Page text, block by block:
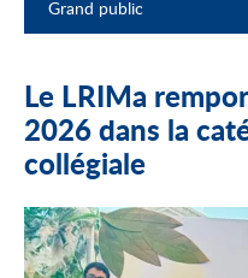
Grand public
Le LRIMa
2026 dans la
collégiale